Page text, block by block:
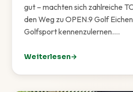
gut – machten sich zahlreiche
den Weg zu OPEN.9 Golf
Golfsport kennenzulernen.…
Weiterlesen
: Golf-Schnupperkurs: TCI zu